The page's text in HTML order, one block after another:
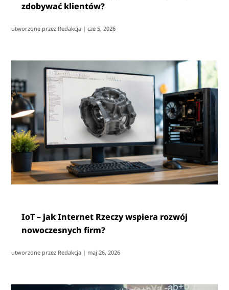
zdobywać klientów?
utworzone przez Redakcja |cze 5, 2026
IoT – jak Internet Rzeczy wspiera rozwój
nowoczesnych firm?
utworzone przez Redakcja | maj 26, 2026